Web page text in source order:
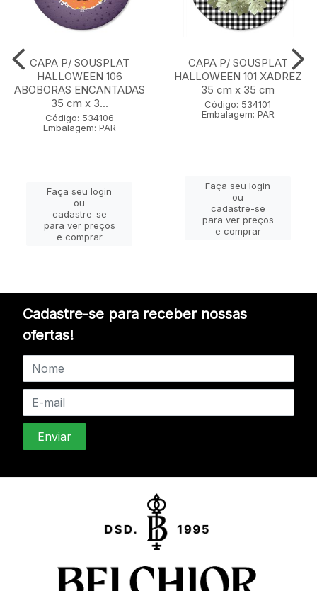
CAPA P/ SOUSPLAT
HALLOWEEN 106
ABOBORAS ENCANTADAS
35 cm x 3...
Código: 534106
Embalagem: PAR
Faça seu login
ou
cadastre-se
para ver preços
e comprar
CAPA P/ SOUSPLAT
HALLOWEEN 101 XADREZ
35 cm x 35 cm
Código: 534101
Embalagem: PAR
Faça seu login
ou
cadastre-se
para ver preços
e comprar
Cadastre-se para receber nossas
ofertas!